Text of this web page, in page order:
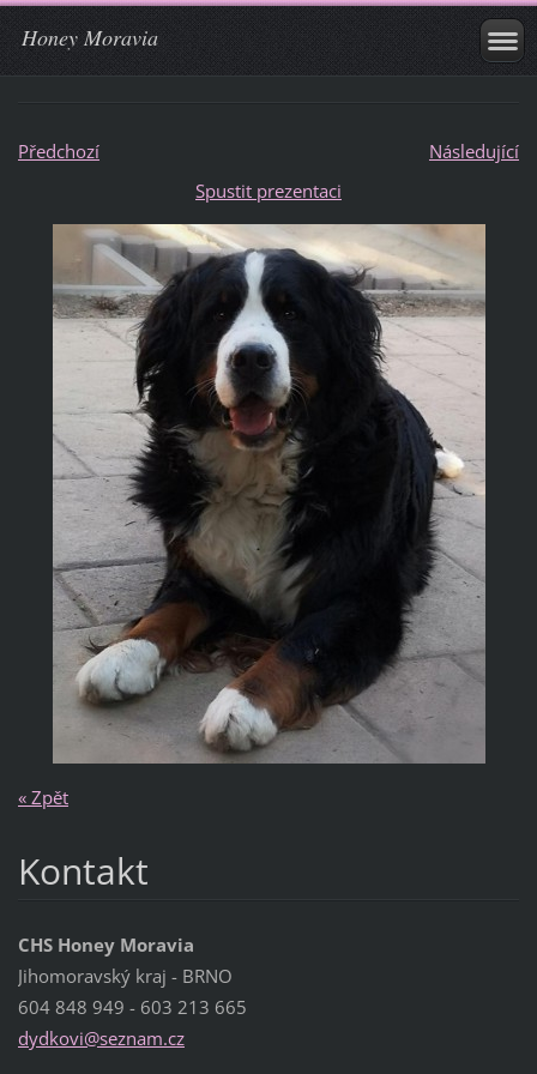
Honey Moravia
Předchozí
Následující
Spustit prezentaci
« Zpět
Kontakt
CHS Honey Moravia
Jihomoravský kraj - BRNO
604 848 949 - 603 213 665
dydkovi@seznam.cz